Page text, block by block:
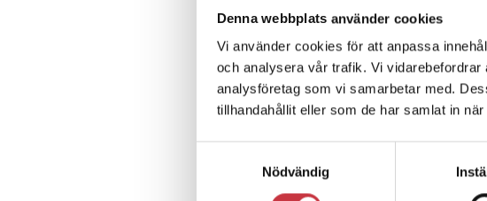
Denna webbplats använder cookies
Vi använder cookies för att anpassa
och analysera vår trafik. Vi
analysföretag som vi samarbetar med.
tillhandahållit eller som de har samlat in
Nödvändig